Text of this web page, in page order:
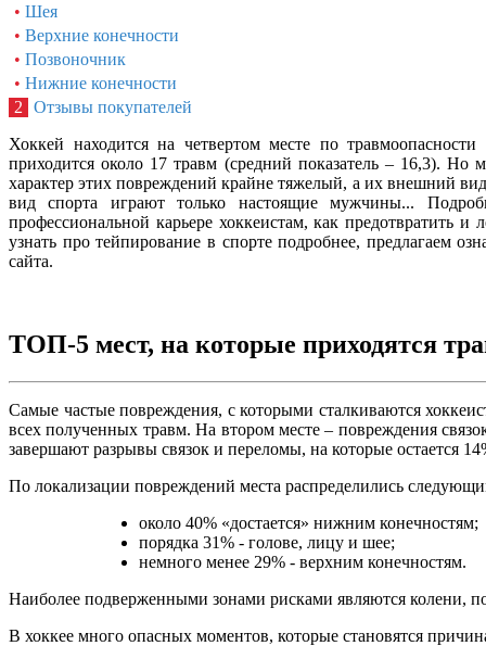
• Шея
• Верхние конечности
• Позвоночник
• Нижние конечности
2
Отзывы покупателей
Хоккей находится на четвертом месте по
приходится около 17 травм (средний показатель – 16,3).
характер этих повреждений крайне тяжелый, а их внешний
вид спорта играют только настоящие мужчины...
профессиональной карьере хоккеистам, как предотвратить
узнать про тейпирование в спорте подробнее, предлагаем
сайта.
ТОП-5 мест, на которые приходятся
Самые частые повреждения, с которыми сталкиваются
всех полученных травм. На втором месте – повреждения
завершают разрывы связок и переломы, на которые остается
По локализации повреждений места распределились
около 40% «достается» нижним конечностям;
порядка 31% - голове, лицу и шее;
немного менее 29% - верхним конечностям.
Наиболее подверженными зонами рисками являются колени,
В хоккее много опасных моментов, которые становятся